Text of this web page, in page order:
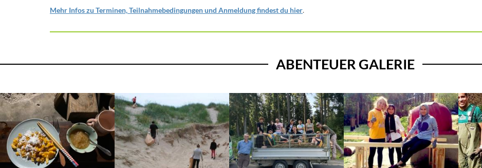
Mehr Infos zu Terminen, Teilnahmebedingungen und Anmeldung findest du hier.
ABENTEUER GALERIE